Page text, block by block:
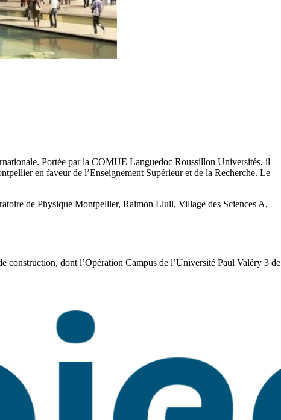
Portée par la COMUE Languedoc Roussillon Universités, il
en faveur de l’Enseignement Supérieur et de la Recherche. Le
de Physique Montpellier, Raimon Llull, Village des Sciences A,
dont l’Opération Campus de l’Université Paul Valéry 3 de